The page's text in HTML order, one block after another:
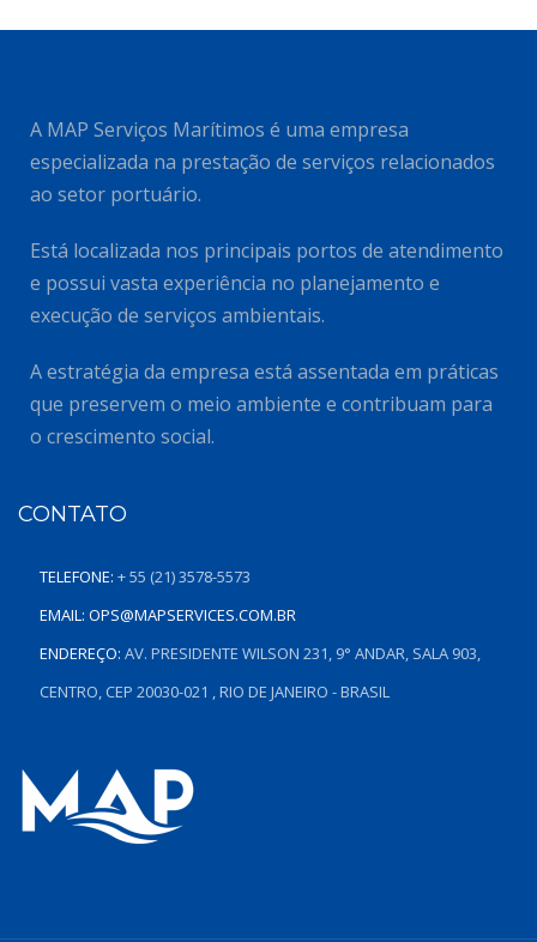
A MAP Serviços Marítimos é uma empresa
especializada na prestação de serviços relacionados
ao setor portuário.
Está localizada nos principais portos de atendimento
e possui vasta experiência no planejamento e
execução de serviços ambientais.
A estratégia da empresa está assentada em práticas
que preservem o meio ambiente e contribuam para
o crescimento social.
CONTATO
TELEFONE: + 55 (21) 3578-5573
EMAIL: OPS@MAPSERVICES.COM.BR
ENDEREÇO: AV. PRESIDENTE WILSON 231, 9° ANDAR, SALA 903,
CENTRO, CEP 20030-021 , RIO DE JANEIRO - BRASIL